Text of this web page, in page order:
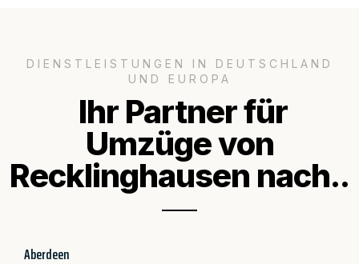
DIENSTLEISTUNGEN IN DEUTSCHLAND
UND EUROPA
Ihr Partner für
Umzüge von
Recklinghausen nach..
Aberdeen